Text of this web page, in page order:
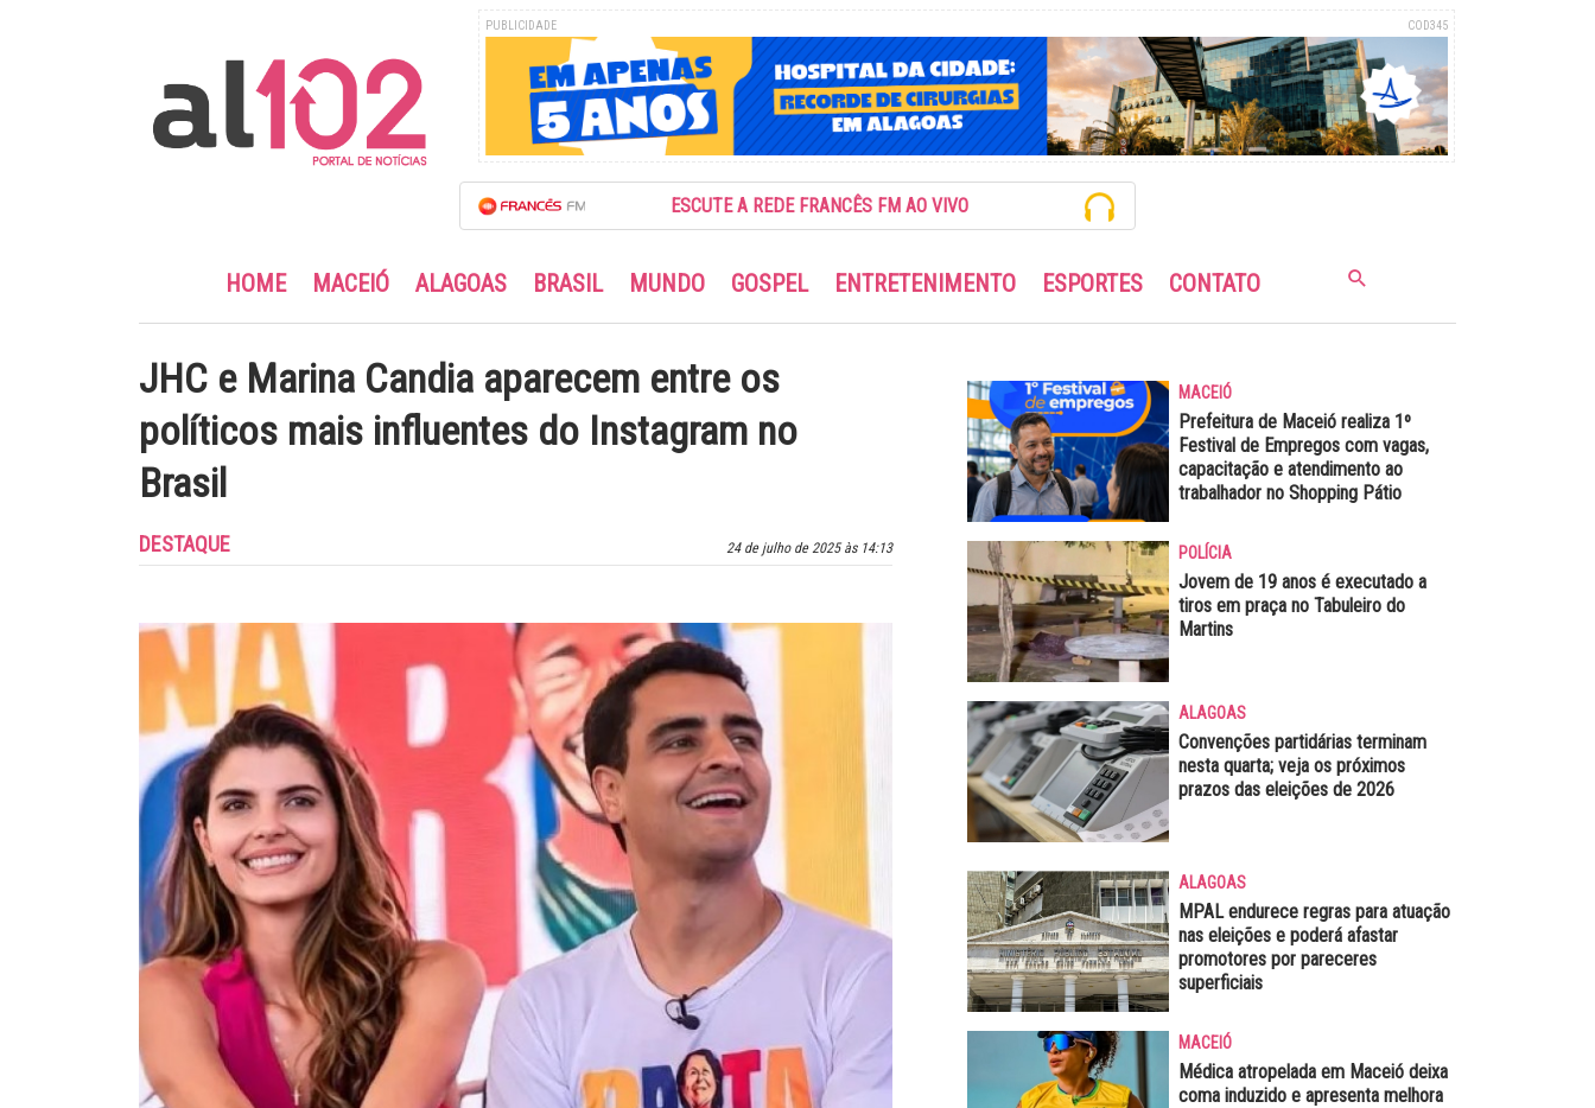
PUBLICIDADE COD345
ESCUTE A REDE FRANCÊS FM AO VIVO
HOME MACEIÓ ALAGOAS BRASIL MUNDO GOSPEL ENTRETENIMENTO ESPORTES CONTATO
JHC e Marina Candia aparecem entre os
políticos mais influentes do Instagram no
Brasil
24 de julho de 2025 às 14:13
DESTAQUE
MACEIÓ
Prefeitura de Maceió realiza 1º
Festival de Empregos com vagas,
capacitação e atendimento ao
trabalhador no Shopping Pátio
POLÍCIA
Jovem de 19 anos é executado a
tiros em praça no Tabuleiro do
Martins
ALAGOAS
Convenções partidárias terminam
nesta quarta; veja os próximos
prazos das eleições de 2026
ALAGOAS
MPAL endurece regras para atuação
nas eleições e poderá afastar
promotores por pareceres
superficiais
MACEIÓ
Médica atropelada em Maceió deixa
coma induzido e apresenta melhora